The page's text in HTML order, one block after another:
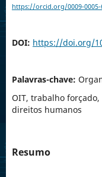
https://orcid.org/0009-0005-
DOI: https://doi.org/
Palavras-chave:
OIT, trabalho forçado,
direitos humanos
Resumo